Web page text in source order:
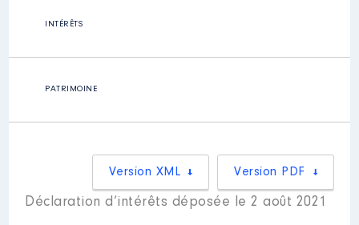
INTÉRÊTS
PATRIMOINE
Version PDF
Version XML
Déclaration d’intérêts déposée le 2 août 2021